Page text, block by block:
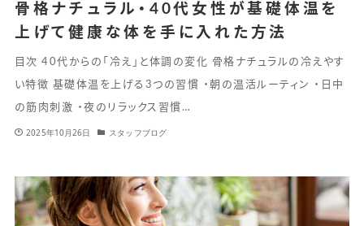
骨格ナチュラル・40代女性が基礎体温を
上げて健康な体を手に入れた方法
目次 40代からの「冷え」と体調の変化 骨格ナチュラルの冷えやす
い特徴 基礎体温を上げる3つの習慣 ・朝の温活ルーティン ・日中
の筋肉刺激 ・夜のリラックス習慣…
2025年10月26日 スタッフブログ